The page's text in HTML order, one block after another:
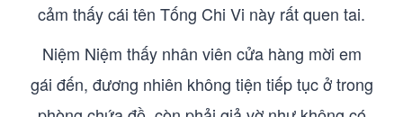
cảm thấy cái tên Tống Chi Vi này rất quen tai.
Niệm Niệm thấy nhân viên cửa hàng mời em
gái đến, đương nhiên không tiện tiếp tục ở trong